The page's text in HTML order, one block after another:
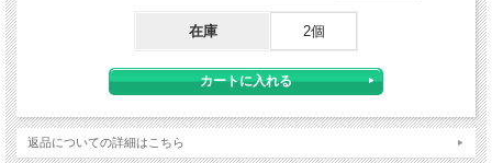
在庫 2個
返品についての詳細はこちら